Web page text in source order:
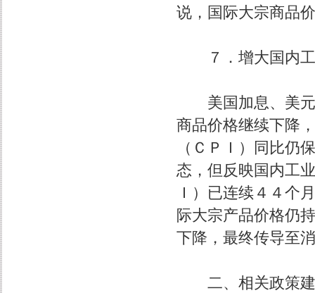
说，国际大宗商品
７．增大国内工
美国加息、美元
商品价格继续下降
（ＣＰＩ）同比仍
态，但反映国内工
Ｉ）已连续４４个
际大宗产品价格仍
下降，最终传导至
二、相关政策